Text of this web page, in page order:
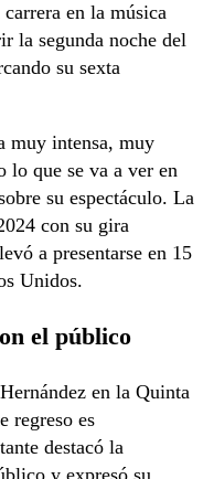
en la música
la segunda noche del
su sexta
muy intensa, muy
lo que se va a ver en
su espectáculo. La
con su gira
a presentarse en 15
Unidos.
el público
en la Quinta
regreso es
destacó la
y expresó su